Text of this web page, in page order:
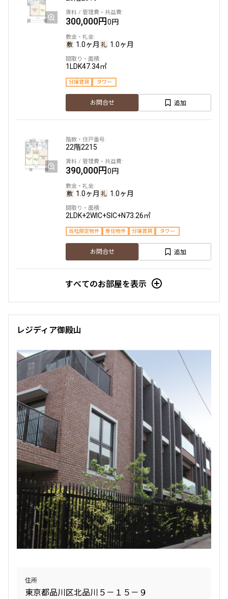
300,000円0円
1.0ヶ月 1.0ヶ月
1LDK47.34㎡
分譲賃貸 タワー
お問合せ 追加
22階2215
390,000円0円
1.0ヶ月 1.0ヶ月
2LDK+2WIC+SIC+N73.26㎡
当社限定物件 専任物件 分譲賃貸 タワー
お問合せ 追加
すべてのお部屋を表示
レジディア御殿山
住所
東京都品川区北品川５－１５－９